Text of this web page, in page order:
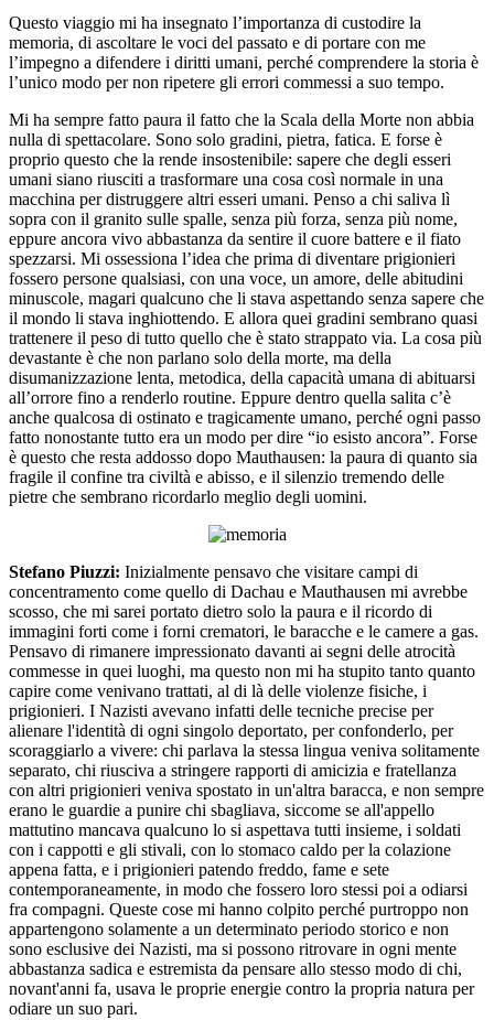
Questo viaggio mi ha insegnato l’importanza di custodire la
memoria, di ascoltare le voci del passato e di portare con me
l’impegno a difendere i diritti umani, perché comprendere la storia è
l’unico modo per non ripetere gli errori commessi a suo tempo.
Mi ha sempre fatto paura il fatto che la Scala della Morte non abbia
nulla di spettacolare. Sono solo gradini, pietra, fatica. E forse è
proprio questo che la rende insostenibile: sapere che degli esseri
umani siano riusciti a trasformare una cosa così normale in una
macchina per distruggere altri esseri umani. Penso a chi saliva lì
sopra con il granito sulle spalle, senza più forza, senza più nome,
eppure ancora vivo abbastanza da sentire il cuore battere e il fiato
spezzarsi. Mi ossessiona l’idea che prima di diventare prigionieri
fossero persone qualsiasi, con una voce, un amore, delle abitudini
minuscole, magari qualcuno che li stava aspettando senza sapere che
il mondo li stava inghiottendo. E allora quei gradini sembrano quasi
trattenere il peso di tutto quello che è stato strappato via. La cosa più
devastante è che non parlano solo della morte, ma della
disumanizzazione lenta, metodica, della capacità umana di abituarsi
all’orrore fino a renderlo routine. Eppure dentro quella salita c’è
anche qualcosa di ostinato e tragicamente umano, perché ogni passo
fatto nonostante tutto era un modo per dire “io esisto ancora”. Forse
è questo che resta addosso dopo Mauthausen: la paura di quanto sia
fragile il confine tra civiltà e abisso, e il silenzio tremendo delle
pietre che sembrano ricordarlo meglio degli uomini.
Stefano Piuzzi: Inizialmente pensavo che visitare campi di
concentramento come quello di Dachau e Mauthausen mi avrebbe
scosso, che mi sarei portato dietro solo la paura e il ricordo di
immagini forti come i forni crematori, le baracche e le camere a gas.
Pensavo di rimanere impressionato davanti ai segni delle atrocità
commesse in quei luoghi, ma questo non mi ha stupito tanto quanto
capire come venivano trattati, al di là delle violenze fisiche, i
prigionieri. I Nazisti avevano infatti delle tecniche precise per
alienare l'identità di ogni singolo deportato, per confonderlo, per
scoraggiarlo a vivere: chi parlava la stessa lingua veniva solitamente
separato, chi riusciva a stringere rapporti di amicizia e fratellanza
con altri prigionieri veniva spostato in un'altra baracca, e non sempre
erano le guardie a punire chi sbagliava, siccome se all'appello
mattutino mancava qualcuno lo si aspettava tutti insieme, i soldati
con i cappotti e gli stivali, con lo stomaco caldo per la colazione
appena fatta, e i prigionieri patendo freddo, fame e sete
contemporaneamente, in modo che fossero loro stessi poi a odiarsi
fra compagni. Queste cose mi hanno colpito perché purtroppo non
appartengono solamente a un determinato periodo storico e non
sono esclusive dei Nazisti, ma si possono ritrovare in ogni mente
abbastanza sadica e estremista da pensare allo stesso modo di chi,
novant'anni fa, usava le proprie energie contro la propria natura per
odiare un suo pari.